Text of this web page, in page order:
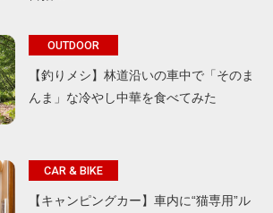
OUTDOOR
【釣りメシ】林道沿いの車中で「そのま
んま」な冷やし中華を食べてみた
CAR & BIKE
【キャンピングカー】車内に“猫専用”ル